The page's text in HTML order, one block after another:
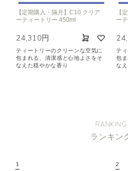
【定期購入・隔月】C10 クリア
ーティートリー 450ml
24,310円
ティートリーのクリーンな空気に
包まれる、清潔感と心地よさをそ
なえた穏やかな香り
【
ー
テ
包
な
RANKING
ランキン